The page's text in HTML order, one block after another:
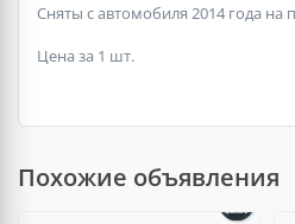
Сняты с автомобиля 2014 года на
Цена за 1 шт.
Похожие объявления